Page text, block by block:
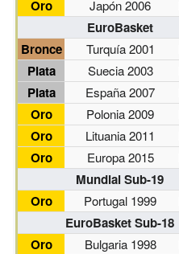
Oro
Japón 2006
EuroBasket
Bronce
Turquía 2001
Plata Suecia 2003
Plata España 2007
Oro Polonia 2009
Oro Lituania 2011
Oro Europa 2015
Mundial Sub-19
Oro
Portugal 1999
EuroBasket Sub-18
Oro
Bulgaria 1998